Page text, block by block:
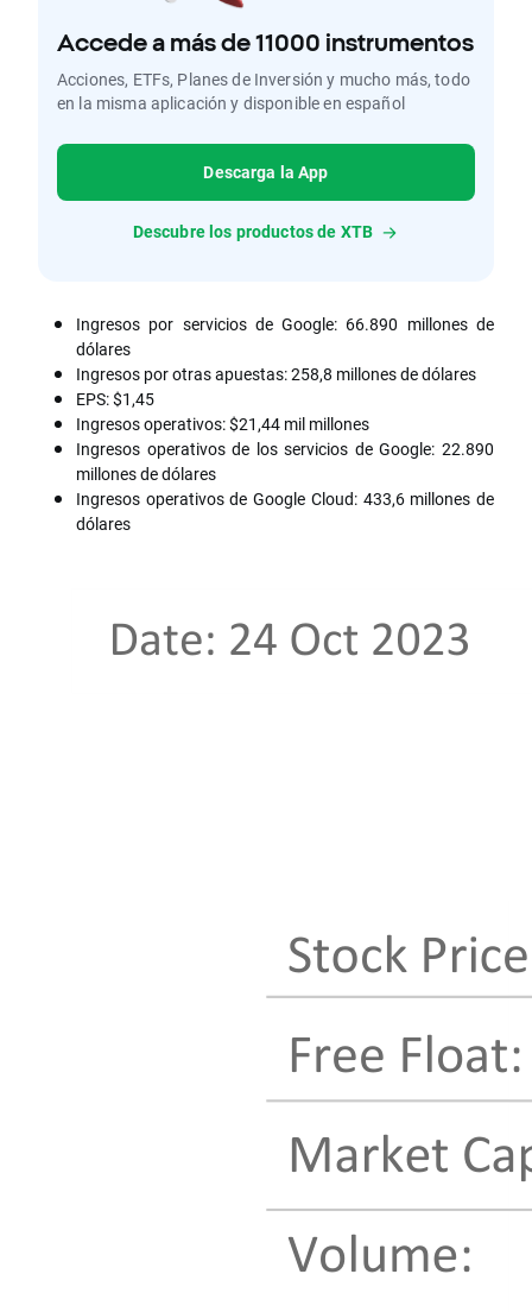
Accede a más de 11000 instrumentos
Acciones, ETFs, Planes de Inversión y mucho más, todo
en la misma aplicación y disponible en español
Descarga la App
Descubre los productos de XTB
Ingresos por servicios de Google: 66.890 millones de
dólares
Ingresos por otras apuestas: 258,8 millones de dólares
EPS: $1,45
Ingresos operativos: $21,44 mil millones
Ingresos operativos de los servicios de Google: 22.890
millones de dólares
Ingresos operativos de Google Cloud: 433,6 millones de
dólares